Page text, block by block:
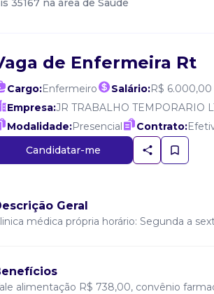
35167 na área de Saúde
de Enfermeira Rt
Cargo:Enfermeiro Salário:R$
Empresa:JR TRABALHO TEMPORARIO
Modalidade:Presencial Contrato:
Candidatar-me
Geral
médica própria horário: Segunda a
alimentação R$ 738,00, convênio